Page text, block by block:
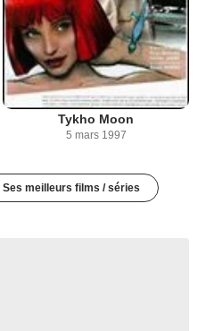
Tykho Moon
5 mars 1997
Ses meilleurs films / séries